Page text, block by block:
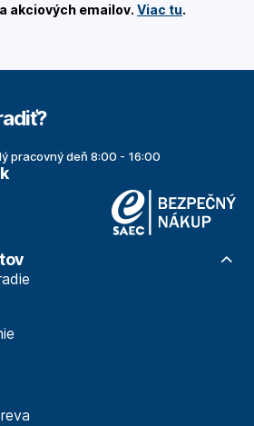
akciových emailov. Viac tu.
pracovný deň 8:00 - 16:00